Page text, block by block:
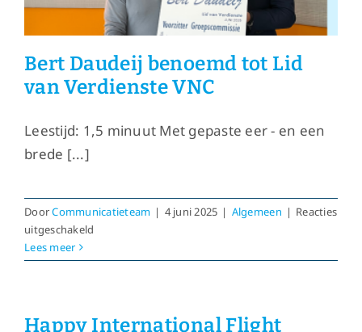
Bert Daudeij benoemd tot Lid
van Verdienste VNC
Leestijd: 1,5 minuut Met gepaste eer - en een
brede [...]
DoorCommunicatieteam | 4 juni 2025 | Algemeen | Reacties
uitgeschakeld
Daudeij
Lid
Lees meer
Happy International Flight